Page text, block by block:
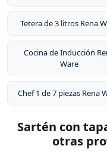
Tetera de 3 litros Rena
Cocina de Inducción
Ware
Chef 1 de 7 piezas Rena
Sartén con
otras